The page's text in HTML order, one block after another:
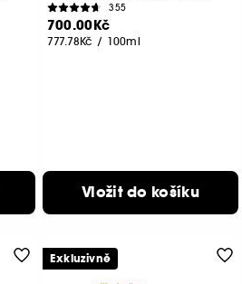
355
700.00Kč
777.78Kč / 100ml
Vložit do košíku
Exkluzivně